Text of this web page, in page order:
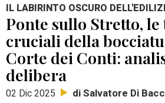
IL LABIRINTO OSCURO
Ponte sullo Stretto,
cruciali della
Corte dei Conti:
delibera
02 Dic 2025 di Salvatore Di